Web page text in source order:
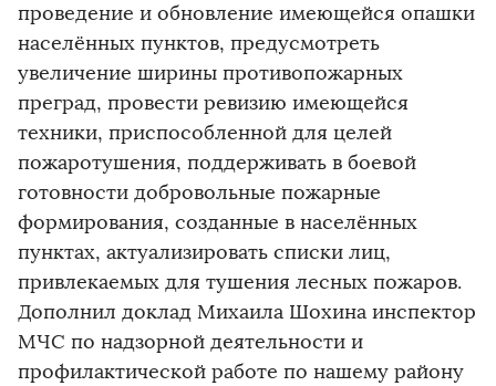
проведение и обновление имеющейся опашки
населённых пунктов, предусмотреть
увеличение ширины противопожарных
преград, провести ревизию имеющейся
техники, приспособленной для целей
пожаротушения, поддерживать в боевой
готовности добровольные пожарные
формирования, созданные в населённых
пунктах, актуализировать списки лиц,
привлекаемых для тушения лесных пожаров.
Дополнил доклад Михаила Шохина инспектор
МЧС по надзорной деятельности и
профилактической работе по нашему району